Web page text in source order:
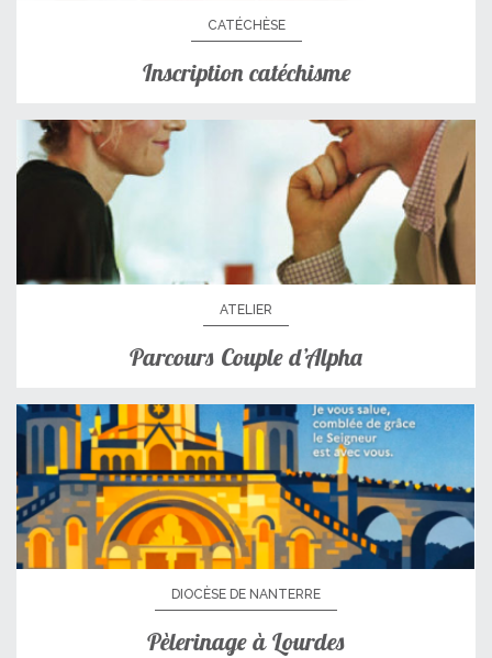
CATÉCHÈSE
Inscription catéchisme
ATELIER
Parcours Couple d’Alpha
DIOCÈSE DE NANTERRE
Pèlerinage à Lourdes